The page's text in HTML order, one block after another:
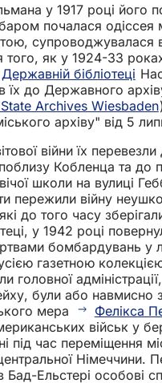
у 1917 році його
почалася одіссея
супроводжувалася
того, як у 1924-33
Державній бібліотеці
їх до Державного
Archives Wiesbaden
архіву" від 5
війни їх
Кобленца та до
школи на вулиці
пережили війну
до того часу
у 1942 році
бомбардувань у
газетною
головної
були або навмисно
мера
Фелікса
військ у
під час переміщення
Німеччини.
Бад-Ельстері особові